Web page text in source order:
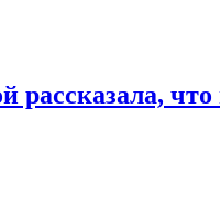
рассказала,